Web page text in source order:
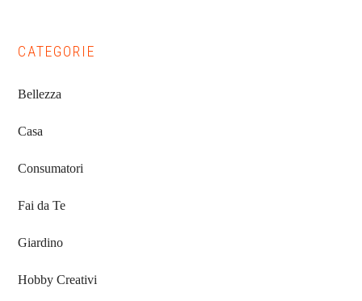
CATEGORIE
Bellezza
Casa
Consumatori
Fai da Te
Giardino
Hobby Creativi